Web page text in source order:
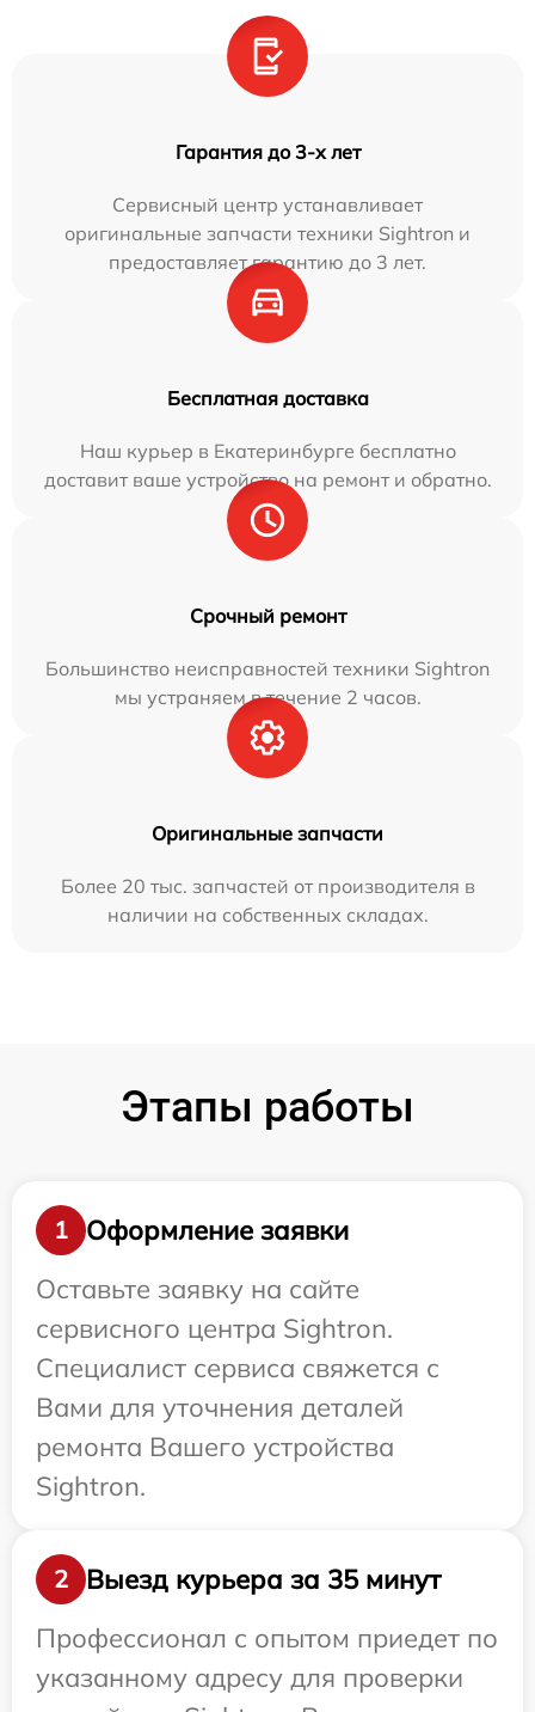
Гарантия до 3-х лет
Сервисный центр устанавливает
оригинальные запчасти техники Sightron и
предоставляет гарантию до 3 лет.
Бесплатная доставка
Наш курьер в Екатеринбурге бесплатно
доставит ваше устройство на ремонт и обратно.
Срочный ремонт
Большинство неисправностей техники Sightron
мы устраняем в течение 2 часов.
Оригинальные запчасти
Более 20 тыс. запчастей от производителя в
наличии на собственных складах.
Этапы работы
1
Оформление заявки
Оставьте заявку на сайте
сервисного центра Sightron.
Специалист сервиса свяжется с
Вами для уточнения деталей
ремонта Вашего устройства
Sightron.
2
Выезд курьера за 35 минут
Профессионал с опытом приедет по
указанному адресу для проверки